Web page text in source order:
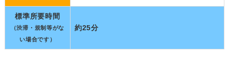
標準所要時間
（渋滞・規制等がな
い場合です）
約25分